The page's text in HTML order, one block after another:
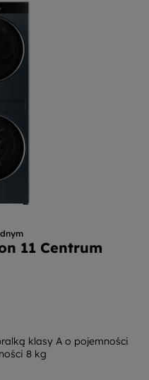
11 Centrum
klasy A o pojemności
8 kg